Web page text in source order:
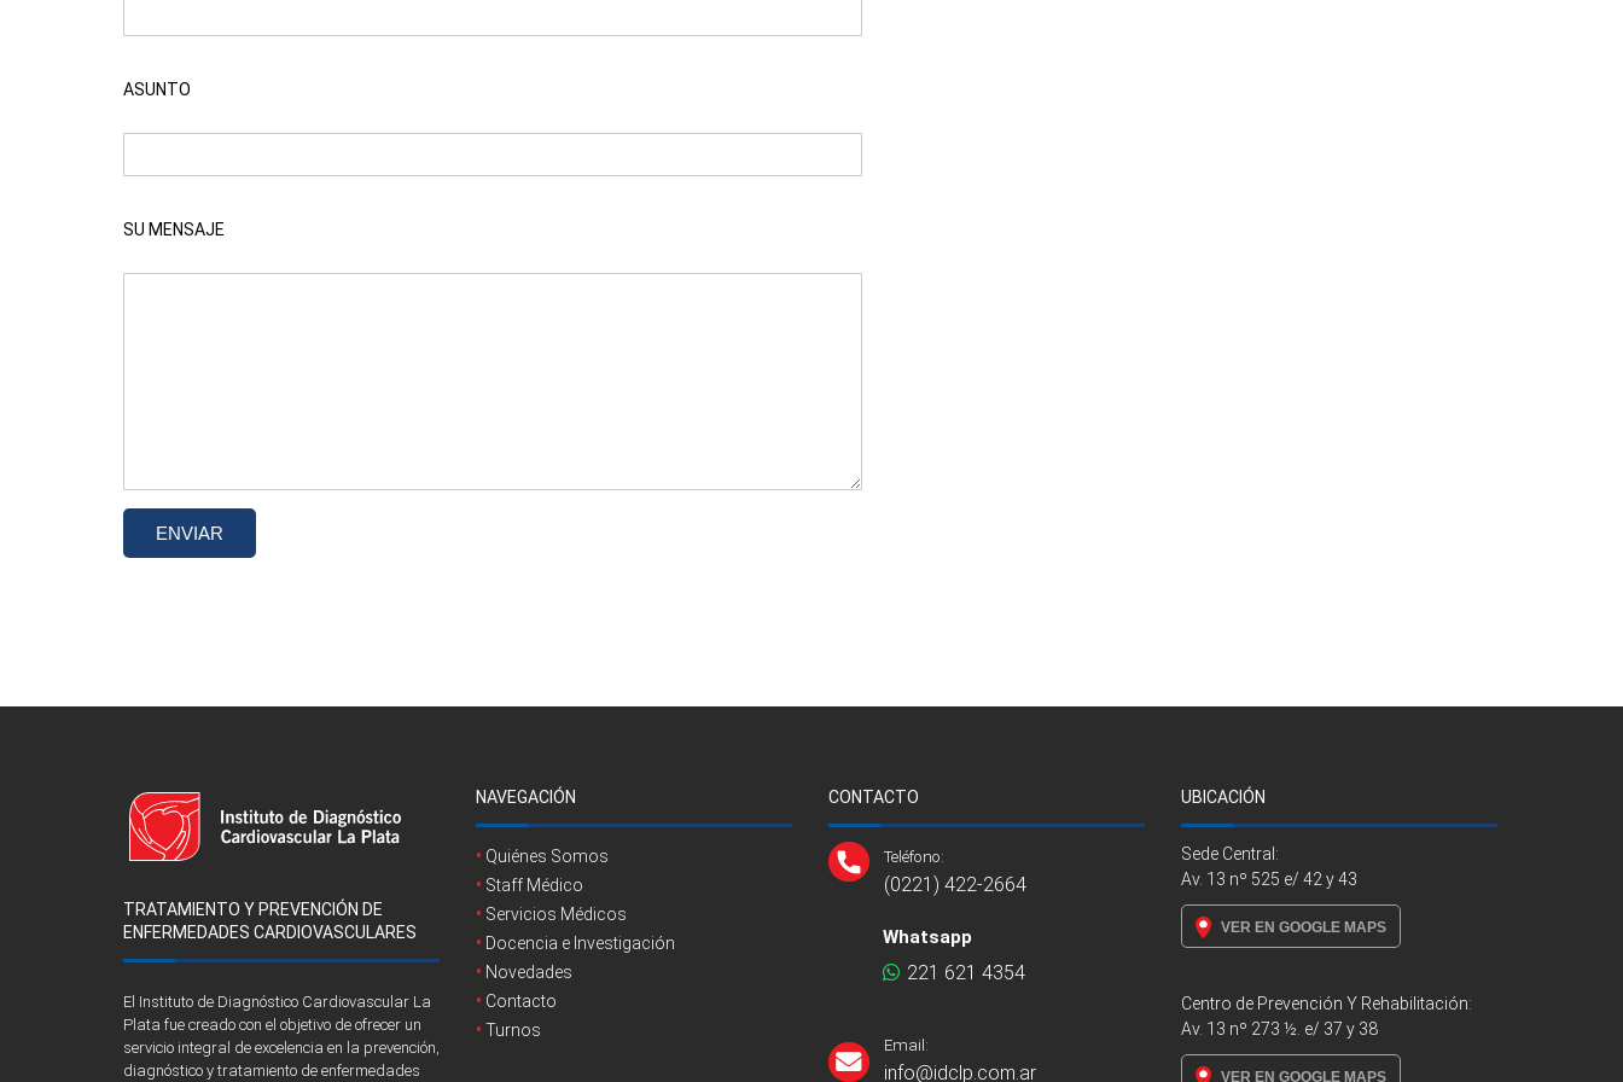
ASUNTO
SU MENSAJE
TRATAMIENTO Y PREVENCIÓN DE
ENFERMEDADES CARDIOVASCULARES
El Instituto de Diagnóstico Cardiovascular La
Plata fue creado con el objetivo de ofrecer un
servicio integral de excelencia en la prevención,
diagnóstico y tratamiento de enfermedades
NAVEGACIÓN
Quiénes Somos
Staff Médico
Servicios Médicos
Docencia e Investigación
Novedades
Contacto
Turnos
CONTACTO
Teléfono:
(0221) 422-2664
Whatsapp
221 621 4354
Email:
info@idclp.com.ar
UBICACIÓN
Sede Central:
Av. 13 nº 525 e/ 42 y 43
VER EN GOOGLE MAPS
Centro de Prevención Y Rehabilitación:
Av. 13 nº 273 ½. e/ 37 y 38
VER EN GOOGLE MAPS